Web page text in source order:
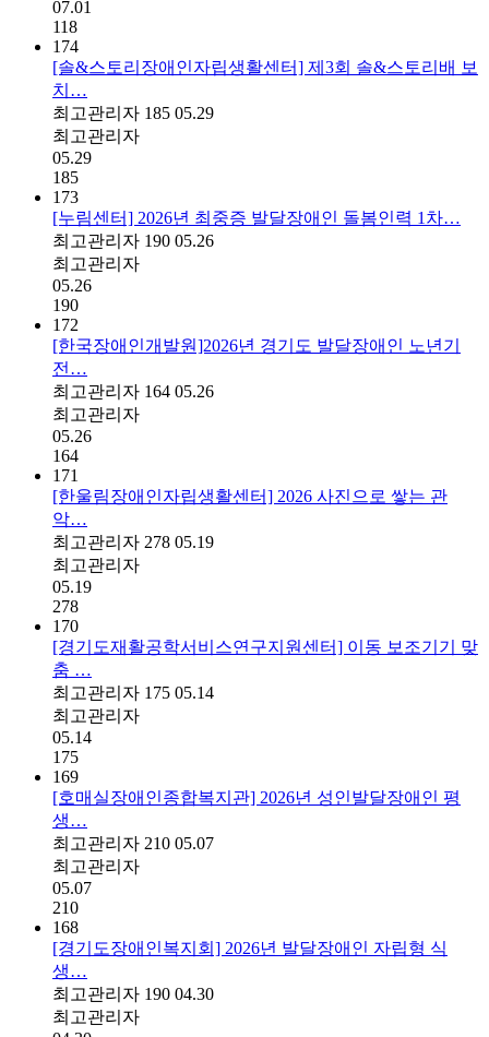
07.01
118
174
[솔&스토리장애인자립생활센터] 제3회 솔&스토리배 보
치…
최고관리자 185 05.29
최고관리자
05.29
185
173
[누림센터] 2026년 최중증 발달장애인 돌봄인력 1차…
최고관리자 190 05.26
최고관리자
05.26
190
172
[한국장애인개발원]2026년 경기도 발달장애인 노년기
전…
최고관리자 164 05.26
최고관리자
05.26
164
171
[한울림장애인자립생활센터] 2026 사진으로 쌓는 관
악…
최고관리자 278 05.19
최고관리자
05.19
278
170
[경기도재활공학서비스연구지원센터] 이동 보조기기 맞
춤 …
최고관리자 175 05.14
최고관리자
05.14
175
169
[호매실장애인종합복지관] 2026년 성인발달장애인 평
생…
최고관리자 210 05.07
최고관리자
05.07
210
168
[경기도장애인복지회] 2026년 발달장애인 자립형 식
생…
최고관리자 190 04.30
최고관리자